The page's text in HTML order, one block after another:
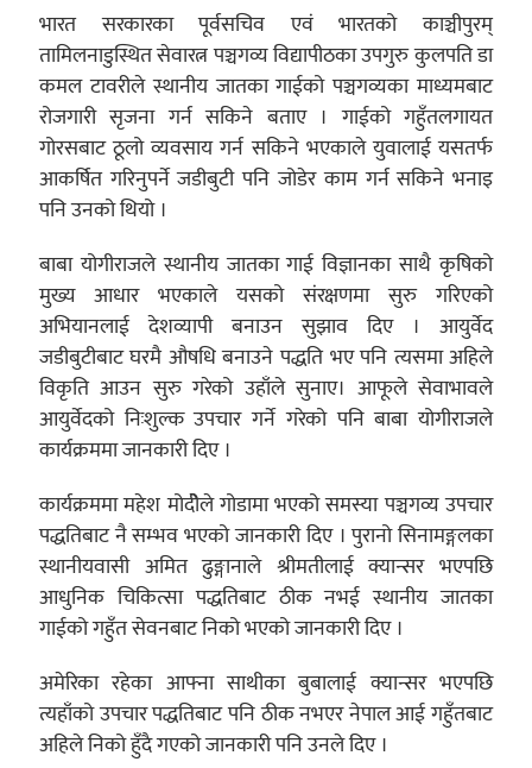
भारत सरकारका पूर्वसचिव एवं भारतको काञ्चीपुरम्
तामिलनाडुस्थित सेवारत्न पञ्चगव्य विद्यापीठका उपगुरु कुलपति डा
कमल टावरीले स्थानीय जातका गाईको पञ्चगव्यका माध्यमबाट
रोजगारी सृजना गर्न सकिने बताए । गाईको गहुँतलगायत
गोरसबाट ठूलो व्यवसाय गर्न सकिने भएकाले युवालाई यसतर्फ
आकर्षित गरिनुपर्ने जडीबुटी पनि जोडेर काम गर्न सकिने भनाइ
पनि उनको थियो ।
बाबा योगीराजले स्थानीय जातका गाई विज्ञानका साथै कृषिको
मुख्य आधार भएकाले यसको संरक्षणमा सुरु गरिएको
अभियानलाई देशव्यापी बनाउन सुझाव दिए । आयुर्वेद
जडीबुटीबाट घरमै औषधि बनाउने पद्धति भए पनि त्यसमा अहिले
विकृति आउन सुरु गरेको उहाँले सुनाए। आफूले सेवाभावले
आयुर्वेदको निःशुल्क उपचार गर्ने गरेको पनि बाबा योगीराजले
कार्यक्रममा जानकारी दिए ।
कार्यक्रममा महेश मोदीेले गोडामा भएको समस्या पञ्चगव्य उपचार
पद्धतिबाट नै सम्भव भएको जानकारी दिए । पुरानो सिनामङ्गलका
स्थानीयवासी अमित ढुङ्गानाले श्रीमतीलाई क्यान्सर भएपछि
आधुनिक चिकित्सा पद्धतिबाट ठीक नभई स्थानीय जातका
गाईको गहुँत सेवनबाट निको भएको जानकारी दिए ।
अमेरिका रहेका आफ्ना साथीका बुबालाई क्यान्सर भएपछि
त्यहाँको उपचार पद्धतिबाट पनि ठीक नभएर नेपाल आई गहुँतबाट
अहिले निको हुँदै गएको जानकारी पनि उनले दिए ।